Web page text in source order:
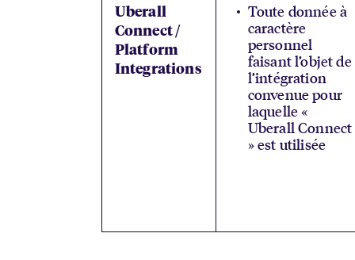
Uberall
Connect /
Platform
Integrations
Toute donnée à
caractère
personnel
faisant l’objet de
l’intégration
convenue pour
laquelle «
Uberall Connect
» est utilisée